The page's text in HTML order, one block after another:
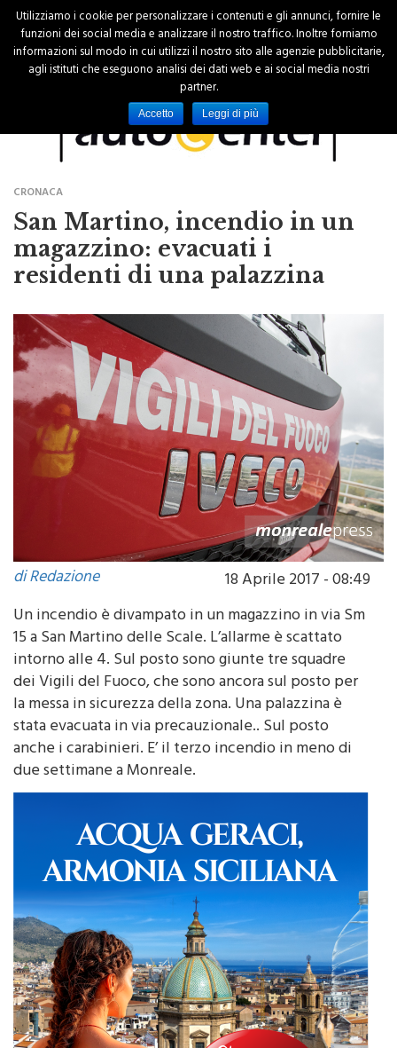
CRONACA
San Martino, incendio in un
magazzino: evacuati i
di Redazione
18 Aprile 2017 - 08:49
Un incendio è divampato in un magazzino in via Sm
15 a San Martino delle Scale. L’allarme è scattato
intorno alle 4. Sul posto sono giunte tre squadre
dei Vigili del Fuoco, che sono ancora sul posto per
la messa in sicurezza della zona. Una palazzina è
stata evacuata in via precauzionale.. Sul posto
anche i carabinieri. E’ il terzo incendio in meno di
due settimane a Monreale.
Utilizziamo i cookie per personalizzare i contenuti e gli annunci, fornire le
funzioni dei social media e analizzare il nostro traffico. Inoltre forniamo
informazioni sul modo in cui utilizzi il nostro sito alle agenzie pubblicitarie,
agli istituti che eseguono analisi dei dati web e ai social media nostri
partner.
Accetto Leggi di più